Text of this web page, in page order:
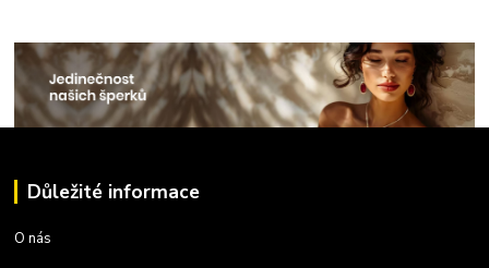
Důležité informace
O nás